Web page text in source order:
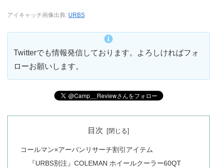
アイキャッチ画像出典: URBS
Twitterでも情報発信しております。よろしければフォ
ローお願いします。
目次
コールマン×アーバンリサーチ割引アイテム
『URBS別注』COLEMAN ホイールクーラー60QT